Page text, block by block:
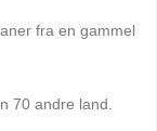
fra en gammel
70 andre land.